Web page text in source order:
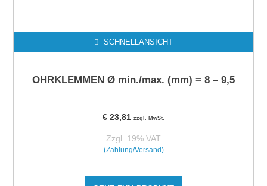
SCHNELLANSICHT
OHRKLEMMEN Ø min./max. (mm) = 8 – 9,5
€ 23,81 zzgl. MwSt.
Zzgl. 19% VAT
(Zahlung/Versand)